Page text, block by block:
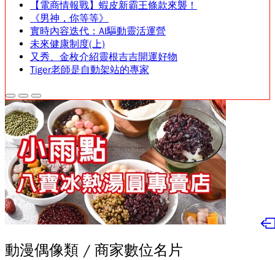
【電商情報戰】蝦皮新霸王條款來襲！
《男神，你等等》
實時內容迭代：AI驅動靈活運營
未來健康制度(上)
又秀、金枚介紹靈根吉吉開運好物
Tiger老師是自動架站的專家
動漫偶像類 / 商家數位名片